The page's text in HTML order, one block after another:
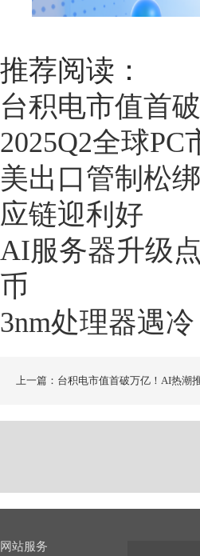
推荐阅读：
台积电市值首
2025Q2全球
美出口管制松
应链迎利好
AI服务器升级
币
3nm处理器遇
上一篇：台积电市值首破万亿！AI热潮
网站服务